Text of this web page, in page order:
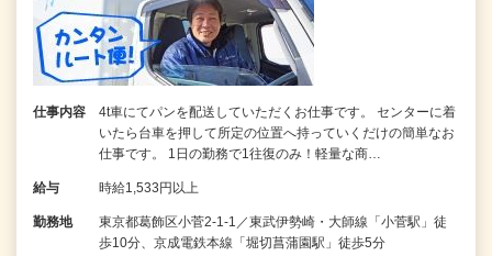
仕事内容
4t車にてパンを配送していただくお仕事です。 センターに着
いたら台車を押して所定の位置へ持っていくだけの簡単なお
仕事です。 1日の勤務で1往復のみ！軽量な商…
給与 時給1,533円以上
勤務地
東京都葛飾区小菅2-1-1／東武伊勢崎・大師線「小菅駅」徒
歩10分、京成電鉄本線「堀切菖蒲園駅」徒歩5分